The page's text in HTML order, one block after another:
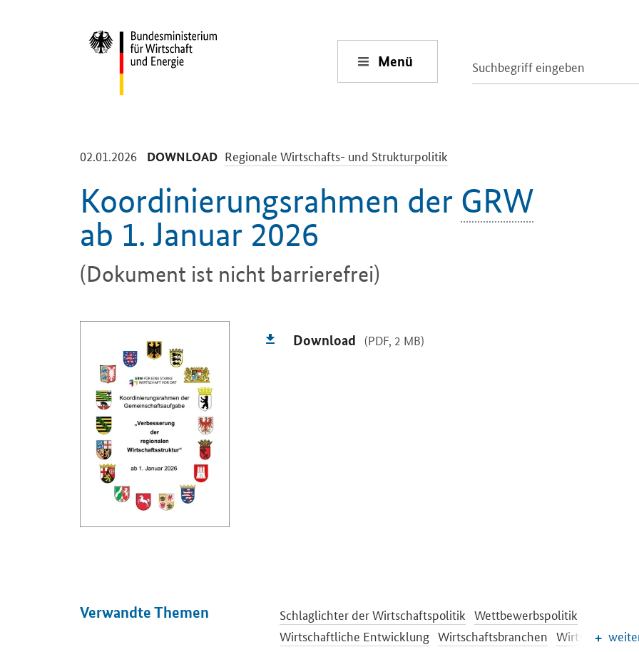
Menü
02.01.2026 -
DOWNLOAD -
Regionale Wirtschafts- und Strukturpolitik
Koordinierungsrahmen der GRW
ab 1. Januar 2026
(Dokument ist nicht barrierefrei)
Download (PDF, 2 MB)
Verwandte Themen Schlaglichter der Wirtschaftspolitik Wettbewerbspolitik
Wirtschaftliche Entwicklung Wirtschaftsbranchen